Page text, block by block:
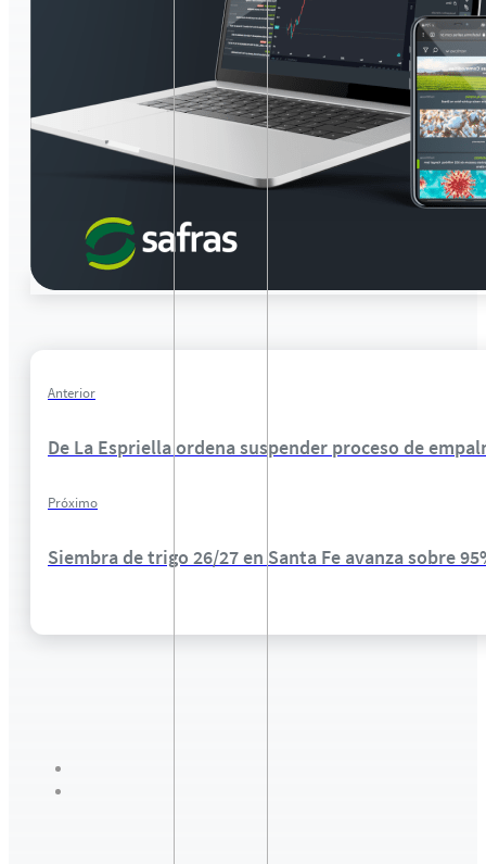
Anterior
De La Espriella ordena suspender proceso de
Próximo
Siembra de trigo 26/27 en Santa Fe avanza sobre